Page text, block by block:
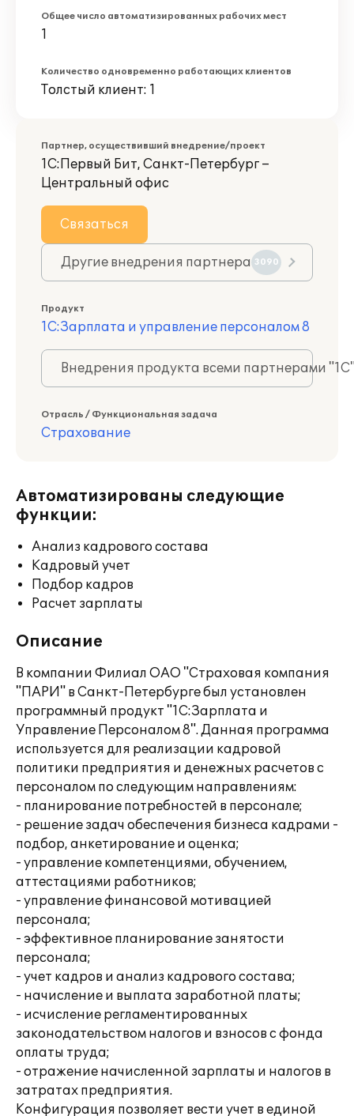
Общее число автоматизированных рабочих мест
1
Количество одновременно работающих клиентов
Толстый клиент: 1
Партнер, осуществивший внедрение/проект
1С:Первый Бит, Санкт-Петербург –
Центральный офис
Связаться
Другие внедрения партнера 3090
Продукт
1С:Зарплата и управление персоналом 8
Внедрения продукта всеми партнерами
Отрасль / Функциональная задача
Страхование
Автоматизированы следующие
функции:
Анализ кадрового состава
Кадровый учет
Подбор кадров
Расчет зарплаты
Описание
В компании Филиал ОАО "Страховая компания
"ПАРИ" в Санкт-Петербурге был установлен
программный продукт "1С:Зарплата и
Управление Персоналом 8". Данная программа
используется для реализации кадровой
политики предприятия и денежных расчетов с
персоналом по следующим направлениям:
- планирование потребностей в персонале;
- решение задач обеспечения бизнеса кадрами -
подбор, анкетирование и оценка;
- управление компетенциями, обучением,
аттестациями работников;
- управление финансовой мотивацией
персонала;
- эффективное планирование занятости
персонала;
- учет кадров и анализ кадрового состава;
- начисление и выплата заработной платы;
- исчисление регламентированных
законодательством налогов и взносов с фонда
оплаты труда;
- отражение начисленной зарплаты и налогов в
затратах предприятия.
Конфигурация позволяет вести учет в единой